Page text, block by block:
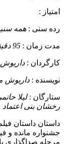
امتیاز :
رده سنی : همه
مدت زمان : 95 دقیقه
کارگردان :
نویسنده : داریوش
ستارگان :لیلا
رخشان بنی اعتماد
داستان داستان
جشنواره مانده
مرحله صداگذاری